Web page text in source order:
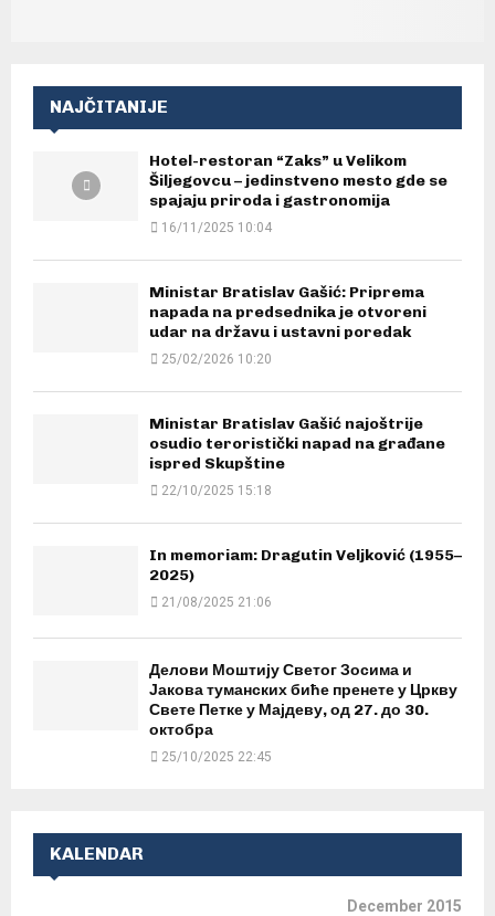
NAJČITANIJE
Hotel-restoran “Zaks” u Velikom
Šiljegovcu – jedinstveno mesto gde se
spajaju priroda i gastronomija
16/11/2025 10:04
Ministar Bratislav Gašić: Priprema
napada na predsednika je otvoreni
udar na državu i ustavni poredak
25/02/2026 10:20
Ministar Bratislav Gašić najoštrije
osudio teroristički napad na građane
ispred Skupštine
22/10/2025 15:18
In memoriam: Dragutin Veljković (1955–
2025)
21/08/2025 21:06
Делови Моштију Светог Зосима и
Јакова туманских биће пренете у Цркву
Свете Петке у Мајдеву, од 27. до 30.
октобра
25/10/2025 22:45
KALENDAR
December 2015